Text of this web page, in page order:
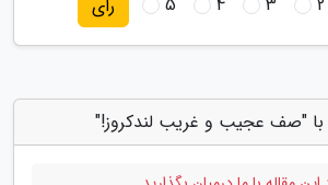
رای
با "صف عجیب و غریب لندکروز!"